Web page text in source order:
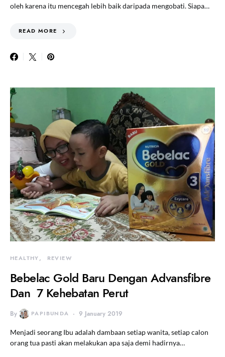
oleh karena itu mencegah lebih baik daripada mengobati. Siapa…
READ MORE
HEALTHY REVIEW
Bebelac Gold Baru Dengan Advansfibre
Dan 7 Kehebatan Perut
By PAPIBUNDA 9 January 2019
Menjadi seorang Ibu adalah dambaan setiap wanita, setiap calon
orang tua pasti akan melakukan apa saja demi hadirnya…